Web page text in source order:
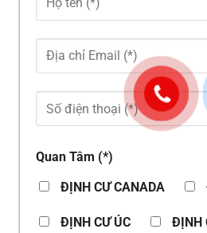
Quan Tâm (*)
ĐỊNH CƯ CANADA
ĐỊNH CƯ ÚC ĐỊNH